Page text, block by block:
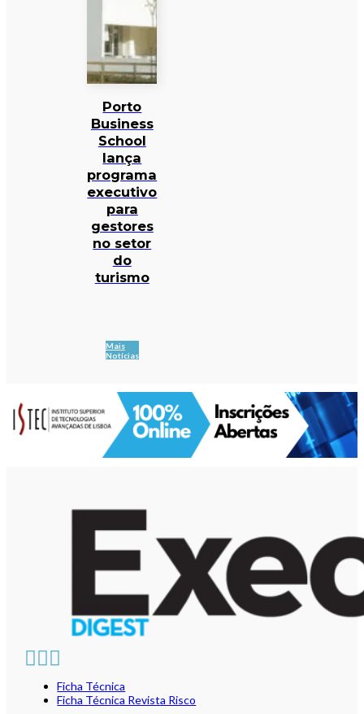
Porto
Business
School
lança
programa
executivo
para
gestores
no setor
do
turismo
Mais
Notícias
Ficha Técnica
Ficha Técnica Revista Risco